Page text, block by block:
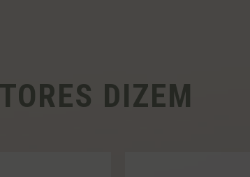
DIZEM